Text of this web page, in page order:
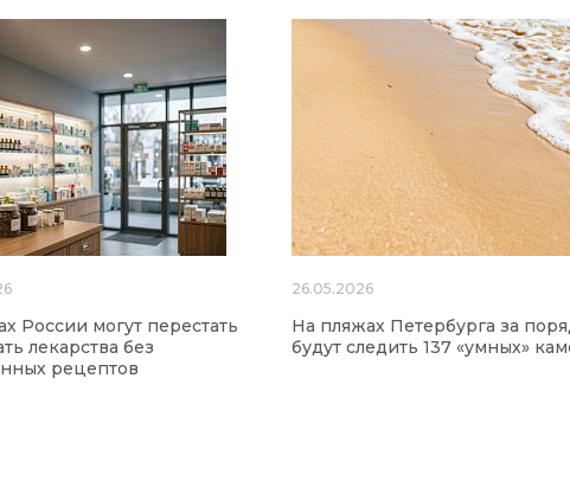
России могут перестать
лекарства без
рецептов
26.05.2026
На пляжах Петербурга за
будут следить 137 «умных»